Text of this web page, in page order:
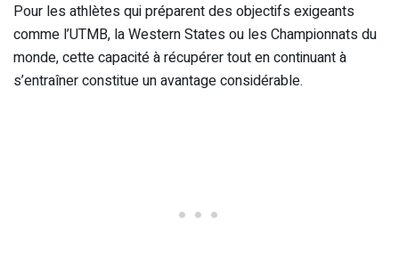
Pour les athlètes qui préparent des objectifs exigeants
comme l’UTMB, la Western States ou les Championnats du
monde, cette capacité à récupérer tout en continuant à
s’entraîner constitue un avantage considérable.